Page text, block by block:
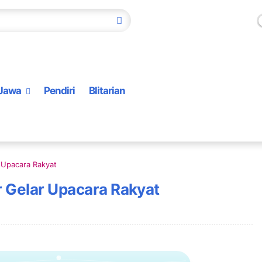
Pendiri Blitarian
Rakyat
Upacara Rakyat